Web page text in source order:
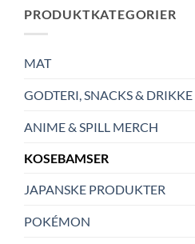
PRODUKTKATEGORIER
MAT
GODTERI, SNACKS & DRIKKE
ANIME & SPILL MERCH
KOSEBAMSER
JAPANSKE PRODUKTER
POKÉMON